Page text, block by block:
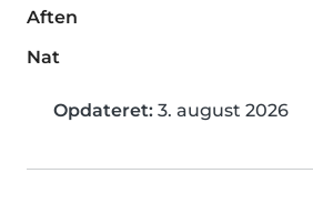
Aften
Nat
Opdateret: 3. august 2026